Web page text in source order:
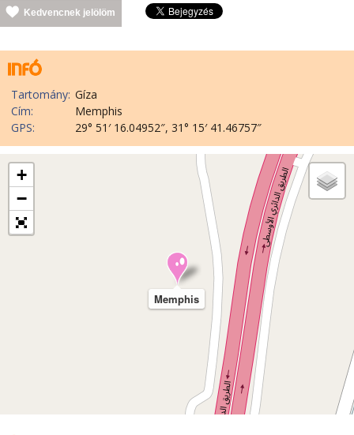
Kedvencnek jelölöm
Tartomány: Gíza
Cím:
Memphis
GPS:
29° 51′ 16.04952″, 31° 15′ 41.46757″
Memphis
+
−